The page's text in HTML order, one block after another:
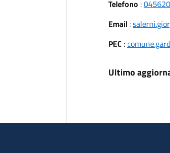
Telefono :
Email:
PEC :
Ultimo